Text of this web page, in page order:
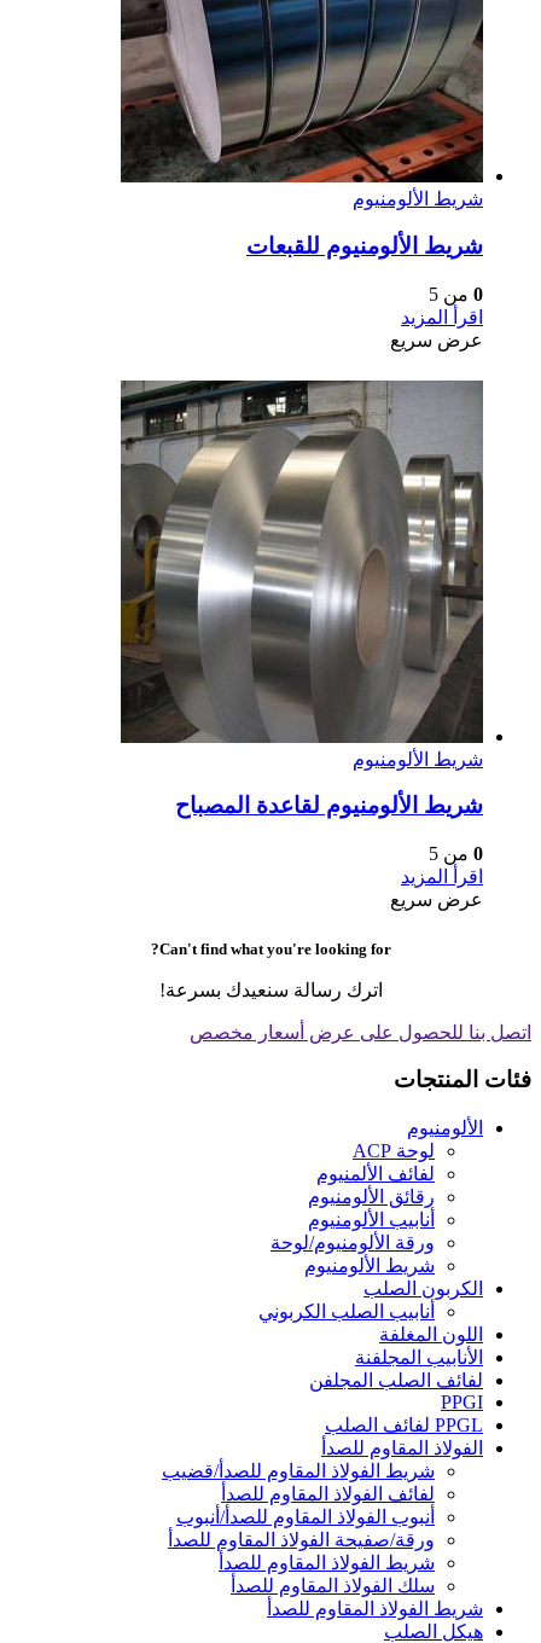
شريط الألومنيوم
شريط الألومنيوم للقبعات
0 من 5
اقرأ المزيد
عرض سريع
شريط الألومنيوم
شريط الألومنيوم لقاعدة المصباح
0 من 5
اقرأ المزيد
عرض سريع
Can't find what you're looking for?
اترك رسالة سنعيدك بسرعة!
اتصل بنا للحصول على عرض أسعار مخصص
فئات المنتجات
الألومنيوم
لوحة ACP
لفائف الألمنيوم
رقائق الألومنيوم
أنابيب الألومنيوم
ورقة الألومنيوم/لوحة
شريط الألومنيوم
الكربون الصلب
أنابيب الصلب الكربوني
اللون المغلفة
الأنابيب المجلفنة
لفائف الصلب المجلفن
PPGI
PPGL لفائف الصلب
الفولاذ المقاوم للصدأ
شريط الفولاذ المقاوم للصدأ/قضيب
لفائف الفولاذ المقاوم للصدأ
أنبوب الفولاذ المقاوم للصدأ/أنبوب
ورقة/صفيحة الفولاذ المقاوم للصدأ
شريط الفولاذ المقاوم للصدأ
سلك الفولاذ المقاوم للصدأ
شريط الفولاذ المقاوم للصدأ
هيكل الصلب